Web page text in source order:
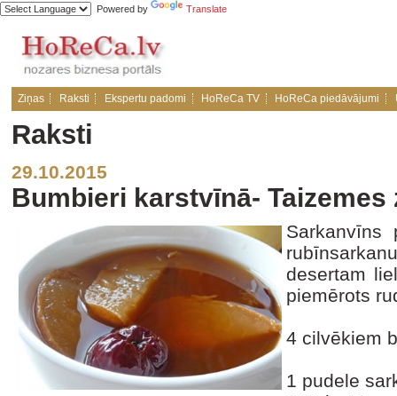
Powered by Translate
Ziņas Raksti Ekspertu padomi HoReCa TV HoReCa piedāvājumi
Raksti
29.10.2015
Bumbieri karstvīnā- Taizemes
Sarkanvīns
desertam
piemērots
4 cilvēkiem
1 pudele